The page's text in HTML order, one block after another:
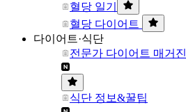
혈당 일기
혈당 다이어트
다이어트·식단
전문가 다이어트 매거진
식단 정보&꿀팁